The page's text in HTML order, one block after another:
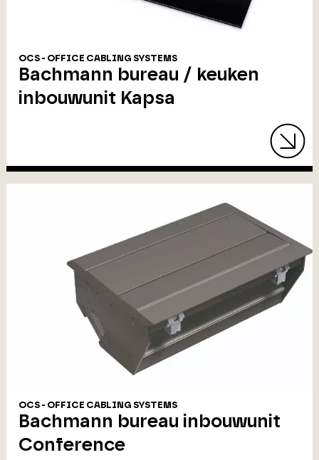
OCS - OFFICE CABLING SYSTEMS
Bachmann bureau / keuken
inbouwunit Kapsa
OCS - OFFICE CABLING SYSTEMS
Bachmann bureau inbouwunit
Conference